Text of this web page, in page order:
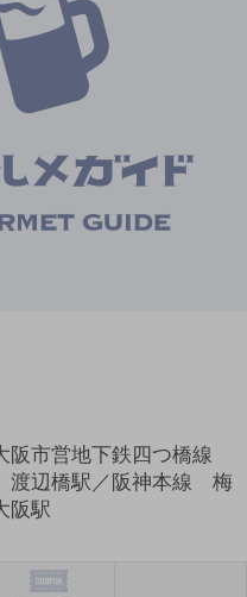
阪市営地下鉄四つ橋線
渡辺橋駅／阪神本線 梅
阪駅